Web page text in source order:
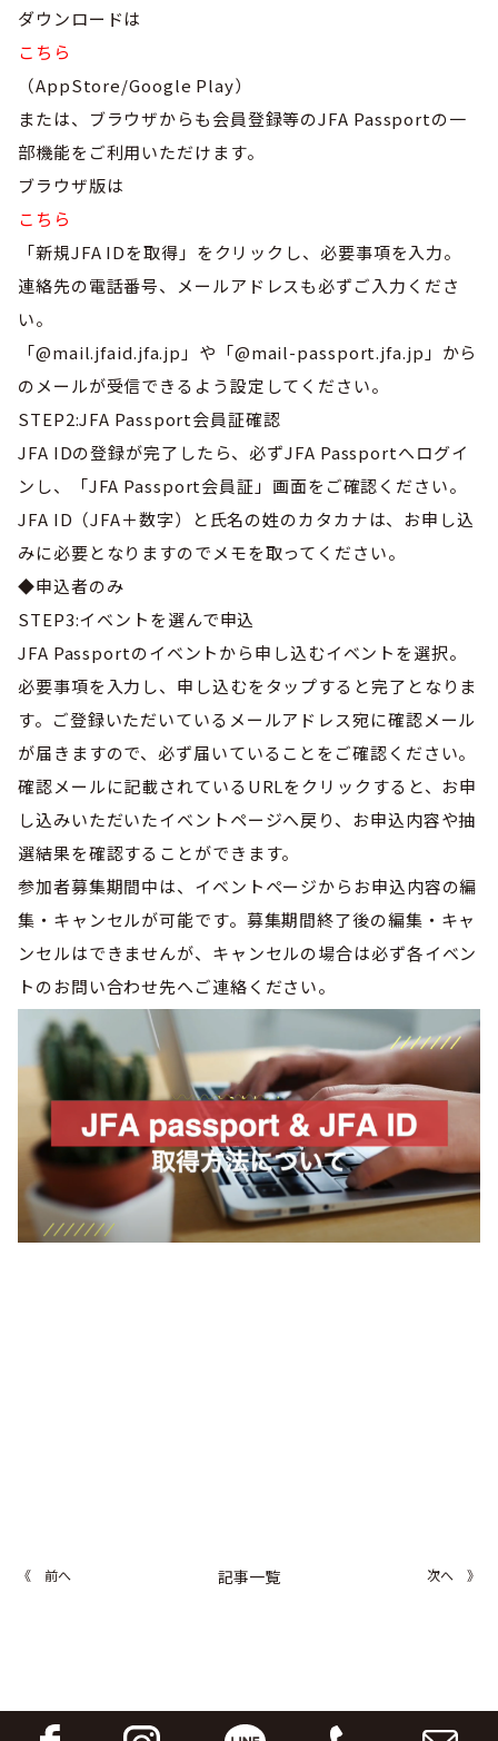
ダウンロードは
こちら
（AppStore/Google Play）
または、ブラウザからも会員登録等のJFA Passportの一
部機能をご利用いただけます。
ブラウザ版は
こちら
「新規JFA IDを取得」をクリックし、必要事項を入力。
連絡先の電話番号、メールアドレスも必ずご入力くださ
い。
「@mail.jfaid.jfa.jp」や「@mail-passport.jfa.jp」から
のメールが受信できるよう設定してください。
STEP2:JFA Passport会員証確認
JFA IDの登録が完了したら、必ずJFA Passportへログイ
ンし、「JFA Passport会員証」画面をご確認ください。
JFA ID（JFA＋数字）と氏名の姓のカタカナは、お申し込
みに必要となりますのでメモを取ってください。
◆申込者のみ
STEP3:イベントを選んで申込
JFA Passportのイベントから申し込むイベントを選択。
必要事項を入力し、申し込むをタップすると完了となりま
す。ご登録いただいているメールアドレス宛に確認メール
が届きますので、必ず届いていることをご確認ください。
確認メールに記載されているURLをクリックすると、お申
し込みいただいたイベントページへ戻り、お申込内容や抽
選結果を確認することができます。
参加者募集期間中は、イベントページからお申込内容の編
集・キャンセルが可能です。募集期間終了後の編集・キャ
ンセルはできませんが、キャンセルの場合は必ず各イベン
トのお問い合わせ先へご連絡ください。
《 前へ 記事一覧 次へ 》